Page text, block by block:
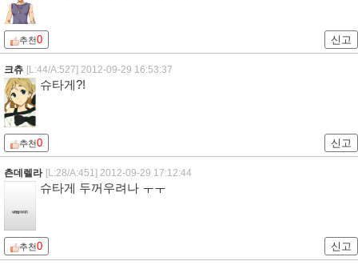
추천0 신고
크츄 [L:44/A:527] 2012-09-29 16:53:37
슈타게?!
추천0 신고
츤데렐라 [L:28/A:451] 2012-09-29 17:12:44
슈타게 두꺼우려나 ㅜㅜ
추천0 신고